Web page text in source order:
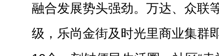
融合发展势头强劲。万达、众联
级，乐尚金街及时光里商业集群